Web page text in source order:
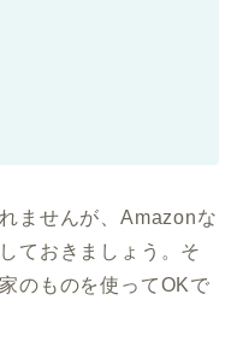
ませんが、Amazonな
ておきましょう。そ
のものを使ってOKで